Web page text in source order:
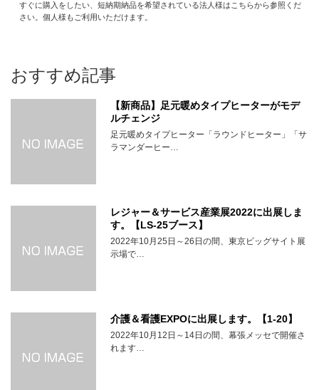
すぐに購入をしたい、短納期納品を希望されている法人様はこちらから参照くだ
さい。個人様もご利用いただけます。
おすすめ記事
【新商品】足元暖めタイプヒーターがモデ
ルチェンジ
足元暖めタイプヒーター「ラウンドヒーター」「サ
ラマンダーヒー…
レジャー＆サービス産業展2022に出展しま
す。【LS-25ブース】
2022年10月25日～26日の間、東京ビッグサイト展
示場で…
介護＆看護EXPOに出展します。【1-20】
2022年10月12日～14日の間、幕張メッセで開催さ
れます…